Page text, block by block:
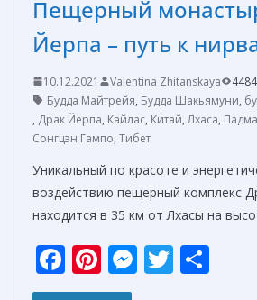
Пещерный
Йерпа – путь к
10.12.2021 Valentina Zhitanskaya
Будда Майтрейя, Будда Шакьямуни,
, Драк Йерпа, Кайлас, Китай,Лхаса,
Сонгцэн Гампо, Тибет
Уникальный по красоте и
воздействию пещерный комплекс
находится в 35 км от Лхасы на
F
ac
Pi
nt
M T